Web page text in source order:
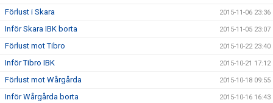
Förlust i Skara 2015-11-06 23:36
Inför Skara IBK borta 2015-11-05 23:07
Förlust mot Tibro 2015-10-22 23:40
Inför Tibro IBK 2015-10-21 17:12
Förlust mot Wårgårda 2015-10-18 09:55
Inför Wårgårda borta 2015-10-16 16:43